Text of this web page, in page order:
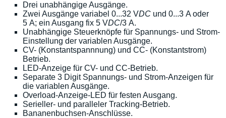
Drei unabhängige Ausgänge.
Zwei Ausgänge variabel 0...32 VDC und 0...3 A oder
5 A; ein Ausgang fix 5 VDC/3 A.
Unabhängige Steuerknöpfe für Spannungs- und Strom-
Einstellung der variablen Ausgänge.
CV- (Konstantspannnung) und CC- (Konstantstrom)
Betrieb.
LED-Anzeige für CV- und CC-Betrieb.
Separate 3 Digit Spannungs- und Strom-Anzeigen für
die variablen Ausgänge.
Overload-Anzeige-LED für festen Ausgang.
Serieller- und paralleler Tracking-Betrieb.
Bananenbuchsen-Anschlüsse.